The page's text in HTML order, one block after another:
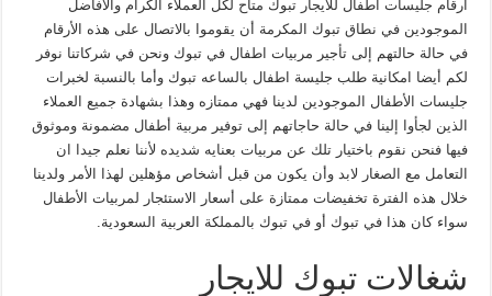
أرقام جليسات اطفال للايجار تبوك متاح لكل العملاء الكرام والافاضل
الموجودين في نطاق تبوك المكرمة أن يقوموا بالاتصال على هذه الأرقام
في حالة حالتهم إلى تأجير مربيات اطفال في تبوك ونحن في شركاتنا نوفر
لكم أيضا امكانية طلب جليسة اطفال بالساعه تبوك وأما بالنسبة لخبرات
جليسات الأطفال الموجودين لدينا فهي ممتازه وهذا بشهادة جميع العملاء
الذين لجأوا إلينا في حالة حاجاتهم إلى توفير مربية أطفال مضمونة وموثوق
فيها فنحن نقوم باختيار تلك عن مربيات بعنايه شديده لأننا نعلم جيدا ان
التعامل مع الصغار لابد وأن يكون من قبل أشخاص مؤهلين لهذا الأمر ولدينا
خلال هذه الفترة تخفيضات ممتازة على أسعار الاستئجار لمربيات الأطفال
سواء كان هذا في تبوك أو في تبوك بالمملكة العربية السعودية.
شغالات تبوك للايجار